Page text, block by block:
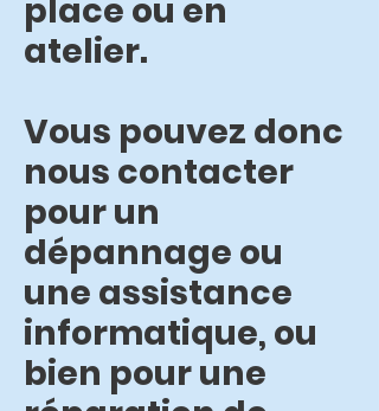
place ou en
atelier.
Vous pouvez donc
nous contacter
pour un
dépannage ou
une assistance
informatique, ou
bien pour une